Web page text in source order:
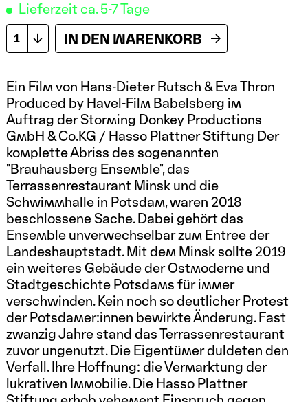
Lieferzeit ca. 5-7 Tage
IN DEN WARENKORB
Ein Film von Hans-Dieter Rutsch & Eva Thron
Produced by Havel-Film Babelsberg im
Auftrag der Storming Donkey Productions
GmbH & Co.KG / Hasso Plattner Stiftung Der
komplette Abriss des sogenannten
"Brauhausberg Ensemble", das
Terrassenrestaurant Minsk und die
Schwimmhalle in Potsdam, waren 2018
beschlossene Sache. Dabei gehört das
Ensemble unverwechselbar zum Entree der
Landeshauptstadt. Mit dem Minsk sollte 2019
ein weiteres Gebäude der Ostmoderne und
Stadtgeschichte Potsdams für immer
verschwinden. Kein noch so deutlicher Protest
der Potsdamer:innen bewirkte Änderung. Fast
zwanzig Jahre stand das Terrassenrestaurant
zuvor ungenutzt. Die Eigentümer duldeten den
Verfall. Ihre Hoffnung: die Vermarktung der
lukrativen Immobilie. Die Hasso Plattner